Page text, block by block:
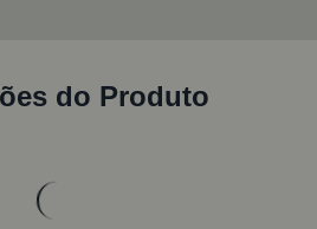
do Produto